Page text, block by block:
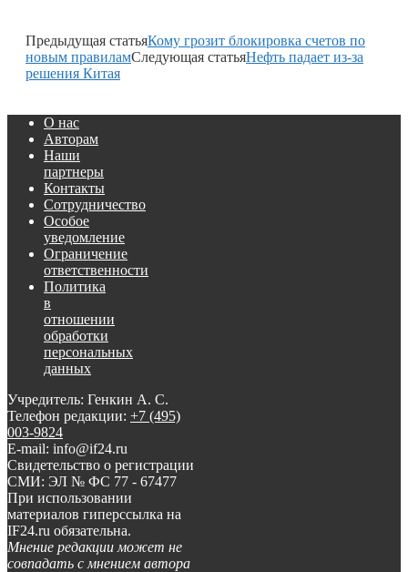
Предыдущая статьяКому грозит блокировка счетов по
новым правиламСледующая статьяНефть падает из-за
решения Китая
О нас
Авторам
Наши
партнеры
Контакты
Сотрудничество
Особое
уведомление
Ограничение
ответственности
Политика
в
отношении
обработки
персональных
данных
Учредитель: Генкин А. С.
Телефон редакции: +7 (495)
003-9824
E-mail: info@if24.ru
Свидетельство о регистрации
СМИ: ЭЛ № ФС 77 - 67477
При использовании
материалов гиперссылка на
IF24.ru обязательна.
Мнение редакции может не
совпадать с мнением автора